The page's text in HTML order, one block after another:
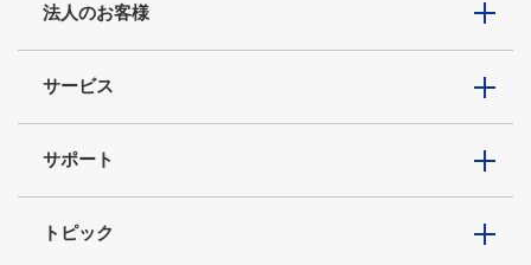
法人のお客様
サービス
サポート
トピック